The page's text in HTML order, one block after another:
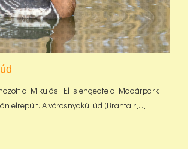
a Mikulás. El is engedte a Madárpark
elrepült. A vörösnyakú lúd (Branta r[...]